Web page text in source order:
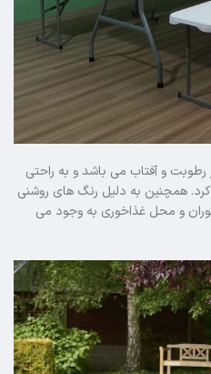
رطوبت و آفتاب می باشد و به راحتی
همچنین به دلیل رنگ های روشنی
و محل غذاخوری به وجود می